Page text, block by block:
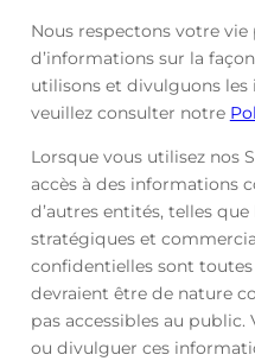
Nous respectons votre vie
d’informations sur la
utilisons et divulguons
veuillez consulter notre
Lorsque vous utilisez nos
accès à des informations
d’autres entités, telles
stratégiques et
confidentielles sont
devraient être de nature
pas accessibles au public.
ou divulguer ces